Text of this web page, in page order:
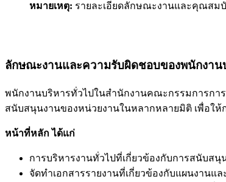
หมายเหตุ: รายละเอียดลักษณะงานและคุณสมบั
ลักษณะงานและความรับผิดชอบของพนักงาน
พนักงานบริหารทั่วไปในสำนักงานคณะกรรมการกา
สนับสนุนงานของหน่วยงานในหลากหลายมิติ เพื่อให้
หน้าที่หลัก ได้แก่
การบริหารงานทั่วไปที่เกี่ยวข้องกับการสนับสนุ
จัดทำเอกสารรายงานที่เกี่ยวข้องกับแผนงานแล